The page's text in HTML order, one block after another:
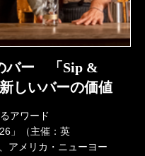
バー 「Sip &
しいバーの価値
アワード
」（主催：英
アメリカ・ニューヨー